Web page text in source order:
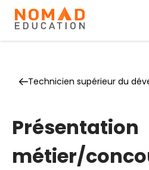
Technicien supérieur du
Présentation
métier/